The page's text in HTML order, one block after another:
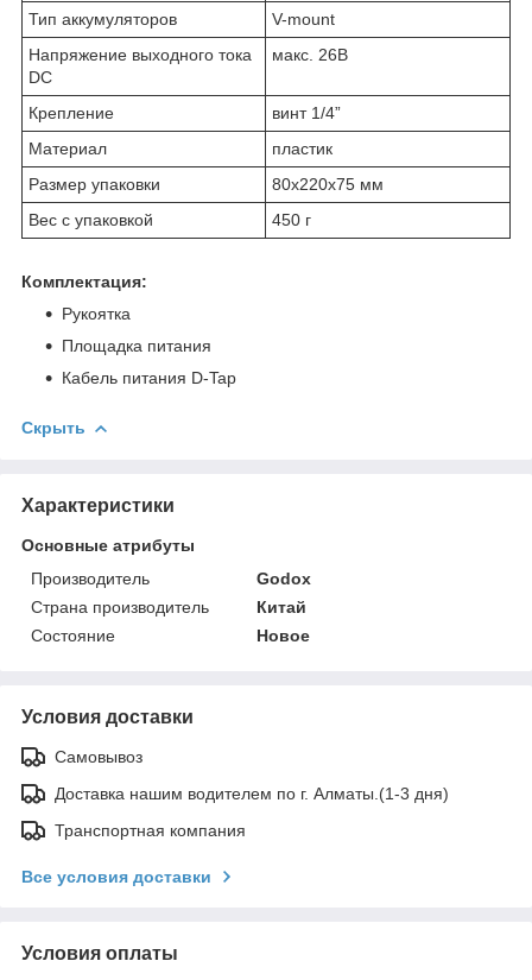
Тип аккумуляторов
V-mount
Напряжение выходного тока
DC
макс. 26В
Крепление
винт 1/4”
Материал
пластик
Размер упаковки
80х220х75 мм
Вес с упаковкой
450 г
Комплектация:
Рукоятка
Площадка питания
Кабель питания D-Tap
Скрыть
Характеристики
Основные атрибуты
Производитель
Godox
Страна производитель
Китай
Состояние
Новое
Условия доставки
Самовывоз
Доставка нашим водителем по г. Алматы.(1-3 дня)
Транспортная компания
Все условия доставки
Условия оплаты